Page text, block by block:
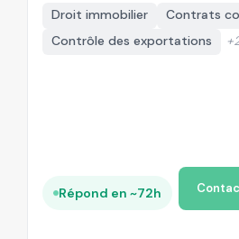
Droit immobilier
Contrats
Contrôle des exportations
Répond en ~72h